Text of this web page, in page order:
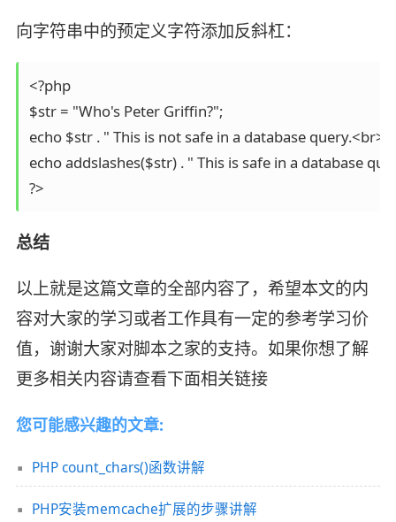
向字符串中的预定义字符添加反斜杠：
<?php
$str = "Who's Peter Griffin?";
echo $str . " This is not safe in a database
echo addslashes($str) . " This is safe in a database
?>
总结
以上就是这篇文章的全部内容了，希望本文的内
容对大家的学习或者工作具有一定的参考学习价
值，谢谢大家对脚本之家的支持。如果你想了解
更多相关内容请查看下面相关链接
您可能感兴趣的文章:
PHP count_chars()函数讲解
PHP安装memcache扩展的步骤讲解